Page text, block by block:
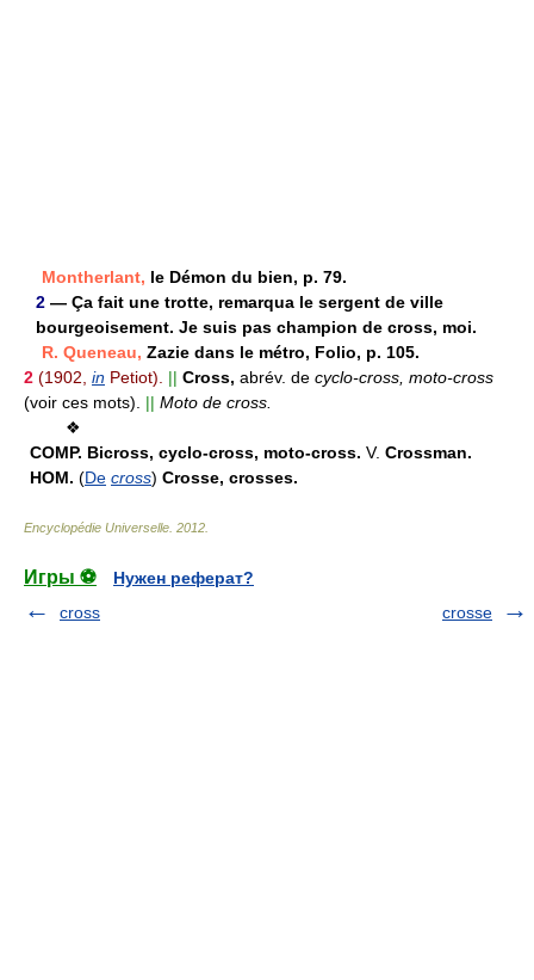
Montherlant, le Démon du bien, p. 79.
2 — Ça fait une trotte, remarqua le sergent de ville
bourgeoisement. Je suis pas champion de cross, moi.
R. Queneau, Zazie dans le métro, Folio, p. 105.
2 (1902, in Petiot). || Cross, abrév. de cyclo-cross, moto-cross
(voir ces mots).
|| Moto de cross.
❖
COMP. Bicross, cyclo-cross, moto-cross. V. Crossman.
HOM. (De cross) Crosse, crosses.
Encyclopédie Universelle 2012
Игры ⚽
Нужен реферат?
cross
crosse